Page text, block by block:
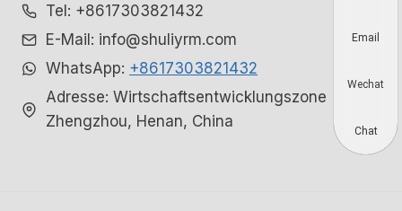
Tel: +8617303821432
E-Mail: info@shuliyrm.com
WhatsApp: +8617303821432
Adresse: Wirtschaftsentwicklungszone
Zhengzhou, Henan, China
Email
Wechat
Chat